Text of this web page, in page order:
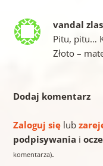
vandal
Pitu, pitu…
Złoto –
Dodaj komentarz
Zaloguj sięlub
podpisywania i
komentarza).